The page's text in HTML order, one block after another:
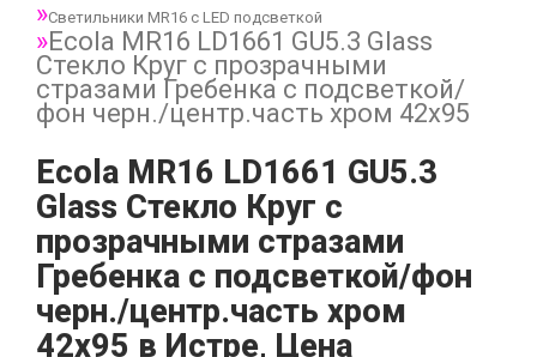
Светильники MR16 с LED подсветкой
Ecola MR16 LD1661 GU5.3 Glass
Стекло Круг с прозрачными
стразами Гребенка с подсветкой/
фон черн./центр.часть хром 42x95
Ecola MR16 LD1661 GU5.3
Glass Стекло Круг с
прозрачными стразами
Гребенка с подсветкой/фон
черн./центр.часть хром
42x95 в Истре, Цена